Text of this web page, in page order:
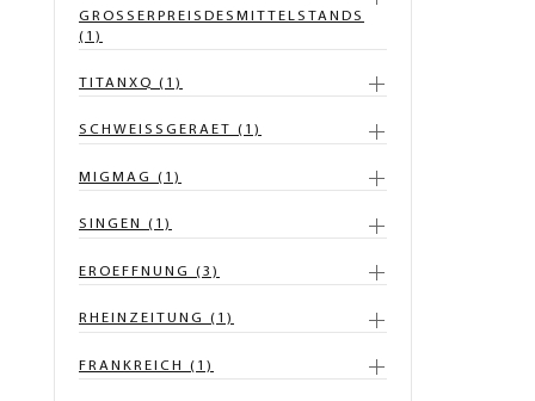
GROSSERPREISDESMITTELSTANDS
(1)
TITANXQ (1)
SCHWEISSGERAET (1)
MIGMAG (1)
SINGEN (1)
EROEFFNUNG (3)
RHEINZEITUNG (1)
FRANKREICH (1)